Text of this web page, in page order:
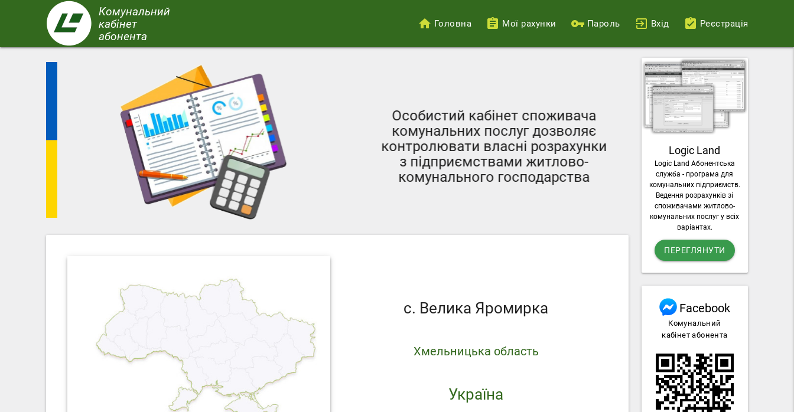
вмісту
Комунальний
кабінет
абонента
Головна Мої рахунки Пароль Вхід Реєстрація
Особистий кабінет споживача
комунальних послуг дозволяє
контролювати власні розрахунки
з підприємствами житлово-
комунального господарства
Ваш
можливості
лічильників,
комунальні
завантажувати
с. Велика Яромирка
Хмельницька область
Україна
Logic Land
Logic Land Абонентська
служба - програма для
комунальних підприємств.
Ведення розрахунків зі
споживачами житлово-
комунальних послуг у всіх
варіантах.
ПЕРЕГЛЯНУТИ
Facebook
Комунальний
кабінет абонента